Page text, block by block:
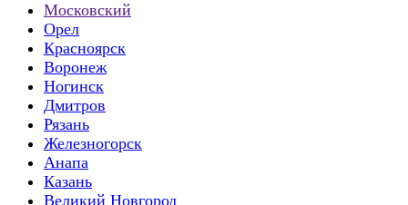
Московский
Орел
Красноярск
Воронеж
Ногинск
Дмитров
Рязань
Железногорск
Анапа
Казань
Великий Новгород